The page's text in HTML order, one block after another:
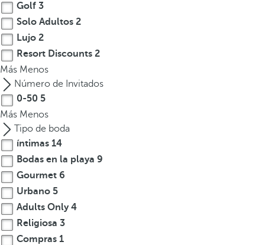
Golf 3
Solo Adultos 2
Lujo 2
Resort Discounts 2
Más Menos
Número de Invitados
0-50 5
Más Menos
Tipo de boda
íntimas 14
Bodas en la playa 9
Gourmet 6
Urbano 5
Adults Only4
Religiosa 3
Compras 1